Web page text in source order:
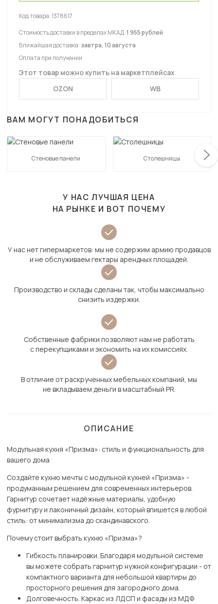
Код товара:1378617
Стоимость доставки в пределах МКАД:1 955 рублей
Ближайшая доставка: завтра, 10 августа
Оплата при получении
Этот товар можно купить на маркетплейсах
OZON
WB
ВАМ МОГУТ ПОНАДОБИТЬСЯ
Стеновые панели Столешницы
У НАС ЛУЧШАЯ ЦЕНА
НА РЫНКЕ И ВОТ ПОЧЕМУ
У нас нет гипермаркетов: мы не содержим армию продавцов
и не обслуживаем гектары арендных площадей.
Производство и склады сделаны так, чтобы максимально
снизить издержки.
Собственные фабрики позволяют нам не работать
с перекупщиками и экономить на их комиссиях.
В отличие от раскрученных мебельных компаний, мы
не вкладываем деньги в масштабный PR.
ОПИСАНИЕ
Модульная кухня «Призма»: стиль и функциональность для
вашего дома
Создайте кухню мечты с модульной кухней «Призма» -
продуманным решением для современных интерьеров.
Гарнитур сочетает надёжные материалы, удобную
фурнитуру и лаконичный дизайн, который впишется в любой
стиль: от минимализма до скандинавского.
Почему стоит выбрать кухню «Призма»?
Гибкость планировки. Благодаря модульной системе
вы можете собрать гарнитур нужной конфигурации - от
компактного варианта для небольшой квартиры до
просторного решения для загородного дома.
Долговечность. Каркас из ЛДСП и фасады из МДФ